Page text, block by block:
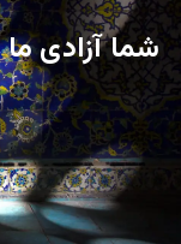
شما آزادی